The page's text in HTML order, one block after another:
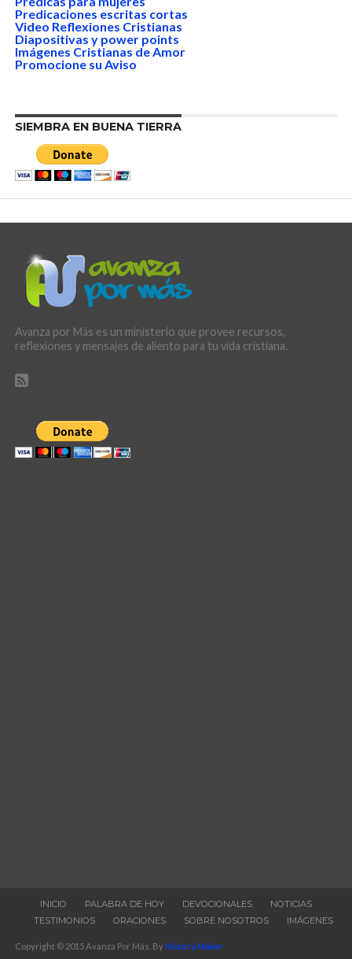
Predicaciones escritas cortas
Video Reflexiones Cristianas
Diapositivas y power points
Imágenes Cristianas de Amor
Promocione su Aviso
SIEMBRA EN BUENA TIERRA
Avanza por Más es un ministerio que provee recursos,
reflexiones y mensajes de aliento para tu vida cristiana.
INICIO PALABRA DE HOY DEVOCIONALES
NOTICIAS
TESTIMONIOS
ORACIONES SOBRE NOSOTROS IMÁGENES
Copyright © 2015 Avanza Por Más. ByHistory Maker